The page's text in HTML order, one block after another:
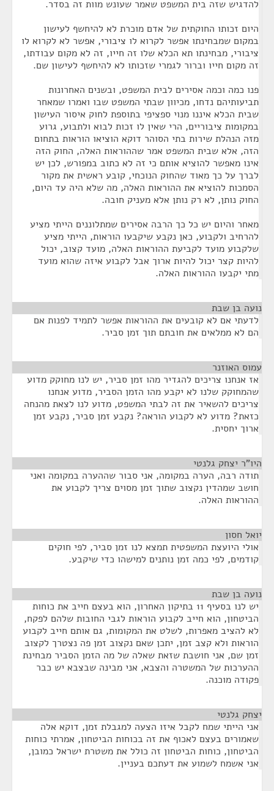
להדגיש שזה בית המשפט שאמר שעונש מוות זה בסדר.
היום זכותו החוקתית של אדם מוכרת לא להיחשף לעישון
במקום שמבחינתו אפשר לקרוא לו ציבורי, אפשר לא לקרוא לו
ציבורי, מבחינתו תא הכלא שלו זה חייו, זה לא מקום עבודתו,
זה מקום חייו וברור לגמרי שזכותו לא להיחשף לעישון שם.
פנו כמה וכמה אסירים לבית המשפט, ובשנים האחרונות
תביעותיהם נדחו, מכיוון שבתי המשפט שבו ואמרו שמאחר
שבית הכלא איננו מנוי ספציפי בתוספת לחוק איסור העישון
במקומות ציבוריים, הרי שאין לו זכות לבוא ולתבוע, גרוע
מזה הנהלת שירות בתי הסוהר דוקא הוציאו הוראות בתחום
הזה, אלא שבית המשפט אמר שההוראות האלה, החוק הזה
אינו מאפשר להוציא אותם כי זה לא כתוב במפורש, לכן יש
לברך על כך מאוד שהחוק הנוכחי, קובע ראשית את מקור
הסמכות להוציא את ההוראות האלה, מה שלא היה עד היום,
החוק נותן, לא רק נותן אלא מעניק חובה.
מאחר והיום יש כל כך הרבה אסירים שמתלוננים הייתי מציע
להרחיב ולקבוע, כאן נקבע שיקבעו הוראות, הייתי מציע
שלקבוע מועד לקביעת ההוראות האלה, מועד קצוב, יכול
להיות קצר יכול להיות ארוך אבל לקבוע איזה שהוא מועד
מתי יקבעו ההוראות האלה.
נועה בן שבת
לדעתי אם לא קובעים את ההוראות אפשר לתמיד לפנות אם
הם לא ממלאים את חובתם תוך זמן סביר.
עמוס האוזנר
אז אנחנו צריכים להגדיר מהו זמן סביר, יש לנו מחוקק מדוע
שהמחוקק שלנו לא יקבע מהו הזמן הסביר, מדוע אנחנו
צריכים להשאיר את זה לבתי המשפט, מדוע לנו לצאת מהנחה
כזאת? מדוע לא לקבוע הוראה? נקבע זמן סביר, נקבע זמן
ארוך יחסית.
היו"ר יצחק גלנטי
תודה רבה, הערה במקומה, אני סבור שההערה במקומה ואני
חושב שמהדין נקצוב שתוך זמן מסוים צריך לקבוע את
ההוראות האלה.
יואל חסון
אולי היועצת המשפטית תמצא לנו זמן סביר, לפי חוקים
קודמים, לפי כמה זמן נותנים למישהו כדי שיקבע.
נועה בן שבת
יש לנו בסעיף 11 בתיקון האחרון, הוא בעצם חייב את כוחות
הביטחון, הוא חייב לקבוע הוראות לגבי החובות שלהם לפקח,
לא להציב מאפרות, לשלט את המקומות, גם אותם חייב לקבוע
הוראות ולא קצב זמן, יתכן שאם נקצוב זמן פה נצטרך לקצוב
זמן שם, אני חושבת שזאת שאלה של מה הזמן הסביר מבחינת
ההערכות של המשטרה והצבא, אני מבינה שבצבא יש כבר
פקודה מוכנה.
יצחק גלנטי
אני הייתי שמח לקבל איזו הצעה למגבלת זמן, דוקא אלה
שאמורים בעצם לאכוף את זה בכוחות הביטחון, אמרתי כוחות
הביטחון, כוחות הביטחון זה כולל את משטרת ישראל כמובן,
אני אשמח לשמוע את דעתכם בעניין.